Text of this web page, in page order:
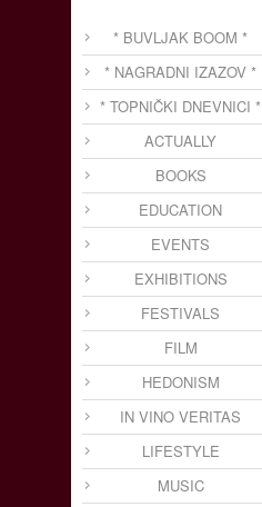
* BUVLJAK BOOM *
* NAGRADNI IZAZOV *
* TOPNIČKI DNEVNICI *
ACTUALLY
BOOKS
EDUCATION
EVENTS
EXHIBITIONS
FESTIVALS
FILM
HEDONISM
IN VINO VERITAS
LIFESTYLE
MUSIC